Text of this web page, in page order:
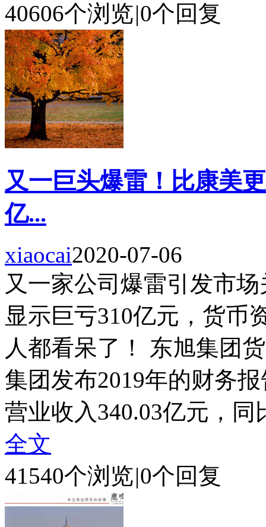
40606个浏览|0个回复
又一巨头爆雷！比康美
亿...
xiaocai2020-07-06
又一家公司爆雷引发市
显示巨亏310亿元，货币
人都看呆了！ 东旭集团
集团发布2019年的财务
营业收入340.03亿元，同
全文
41540个浏览|0个回复